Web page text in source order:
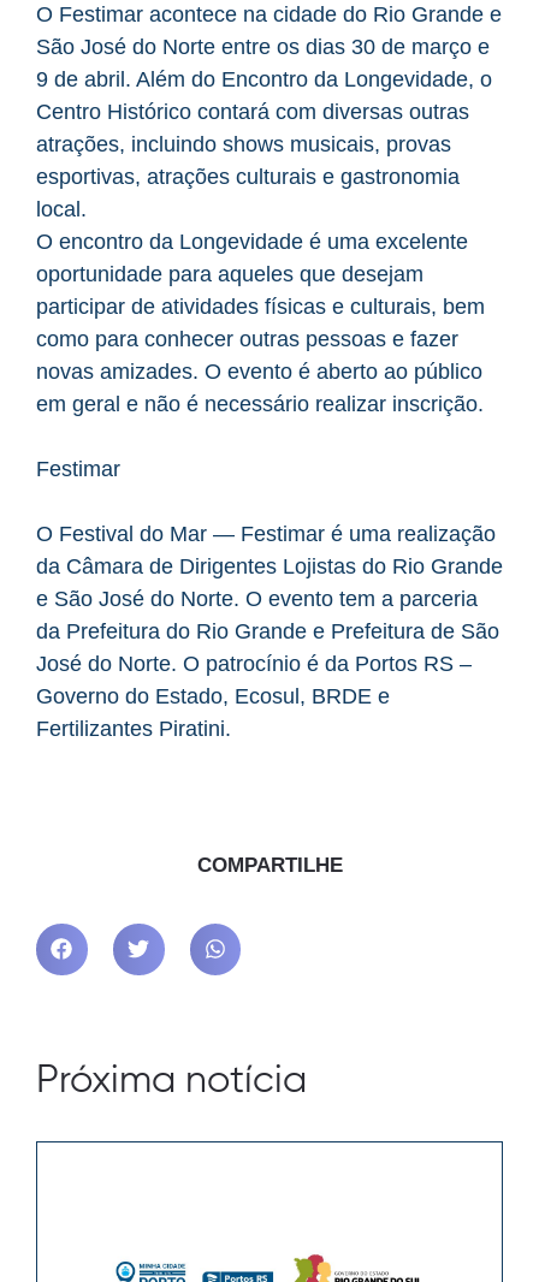
O Festimar acontece na cidade do Rio Grande e
São José do Norte entre os dias 30 de março e
9 de abril. Além do Encontro da Longevidade, o
Centro Histórico contará com diversas outras
atrações, incluindo shows musicais, provas
esportivas, atrações culturais e gastronomia
local.
O encontro da Longevidade é uma excelente
oportunidade para aqueles que desejam
participar de atividades físicas e culturais, bem
como para conhecer outras pessoas e fazer
novas amizades. O evento é aberto ao público
em geral e não é necessário realizar inscrição.
Festimar
O Festival do Mar — Festimar é uma realização
da Câmara de Dirigentes Lojistas do Rio Grande
e São José do Norte. O evento tem a parceria
da Prefeitura do Rio Grande e Prefeitura de São
José do Norte. O patrocínio é da Portos RS –
Governo do Estado, Ecosul, BRDE e
Fertilizantes Piratini.
COMPARTILHE
Próxima notícia